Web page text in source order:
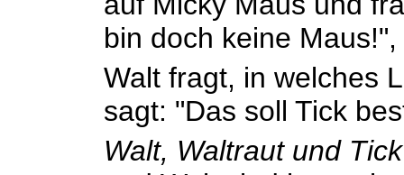
bin doch keine
Walt fragt, in welches
sagt: "Das soll Tick
Walt, Waltraut und